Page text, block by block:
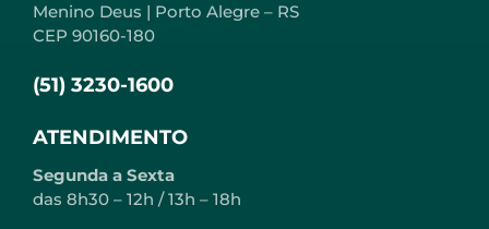
Menino Deus | Porto Alegre – RS
CEP 90160-180
(51) 3230-1600
ATENDIMENTO
Segunda a Sexta
das 8h30 – 12h / 13h – 18h